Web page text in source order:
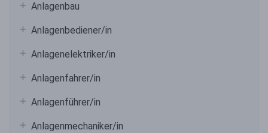
Anlagenbau
Anlagenbediener/in
Anlagenelektriker/in
Anlagenfahrer/in
Anlagenführer/in
Anlagenmechaniker/in